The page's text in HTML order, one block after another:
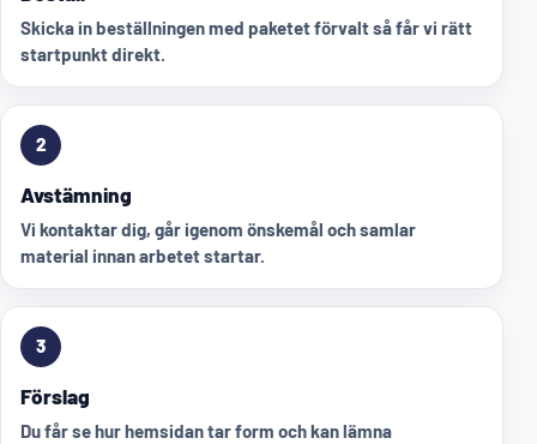
Skicka in beställningen med paketet förvalt så får vi rätt
startpunkt direkt.
2
Avstämning
Vi kontaktar dig, går igenom önskemål och samlar
material innan arbetet startar.
3
Förslag
Du får se hur hemsidan tar form och kan lämna